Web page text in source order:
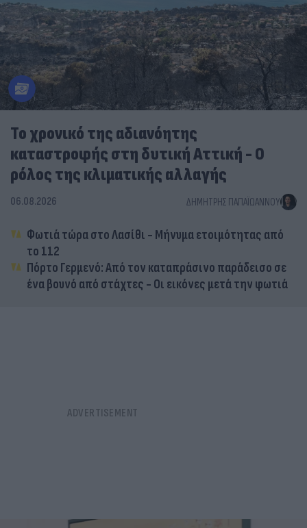
Το χρονικό της αδιανόητης
καταστροφής στη δυτική Αττική - Ο
ρόλος της κλιματικής αλλαγής
06.08.2026 ΔΗΜΉΤΡΗΣ ΠΑΠΑΪΩΆΝΝΟΥ
Φωτιά τώρα στο Λασίθι - Μήνυμα ετοιμότητας από
το 112
Πόρτο Γερμενό: Από τον καταπράσινο παράδεισο σε
ένα βουνό από στάχτες - Οι εικόνες μετά την φωτιά